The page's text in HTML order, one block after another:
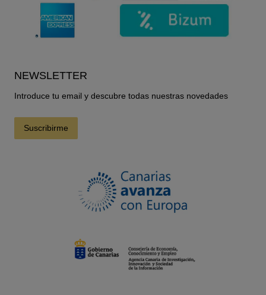
NEWSLETTER
Introduce tu email y descubre todas nuestras novedades
Suscribirme